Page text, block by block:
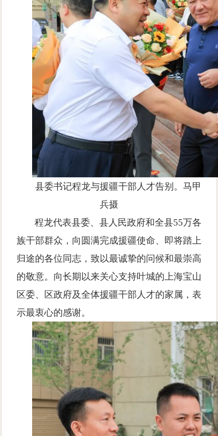
县委书记程龙与援疆干部人才告别。马甲
兵摄
程龙代表县委、县人民政府和全县55万各
族干部群众，向圆满完成援疆使命、即将踏上
归途的各位同志，致以最诚挚的问候和最崇高
的敬意。向长期以来关心支持叶城的上海宝山
区委、区政府及全体援疆干部人才的家属，表
示最衷心的感谢。